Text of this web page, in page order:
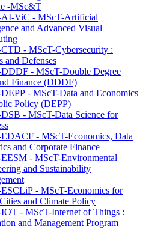
-MSc&T
AI-ViC - MScT-Artificial
and Advanced Visual
- MScT-Cybersecurity :
and Defenses
- MScT-Double Degree
Finance (DDDF)
- MScT-Data and Economics
Policy (DEPP)
- MScT-Data Science for
- MScT-Economics, Data
and Corporate Finance
- MScT-Environmental
and Sustainability
- MScT-Economics for
and Climate Policy
- MScT-Internet of Things :
and Management Program